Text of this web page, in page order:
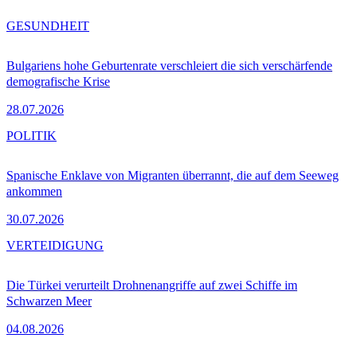
Bulgariens hohe Geburtenrate verschleiert die sich verschärfende
demografische Krise
28.07.2026
GESUNDHEIT
Spanische Enklave von Migranten überrannt, die auf dem Seeweg
ankommen
30.07.2026
POLITIK
Die Türkei verurteilt Drohnenangriffe auf zwei Schiffe im
Schwarzen Meer
04.08.2026
VERTEIDIGUNG